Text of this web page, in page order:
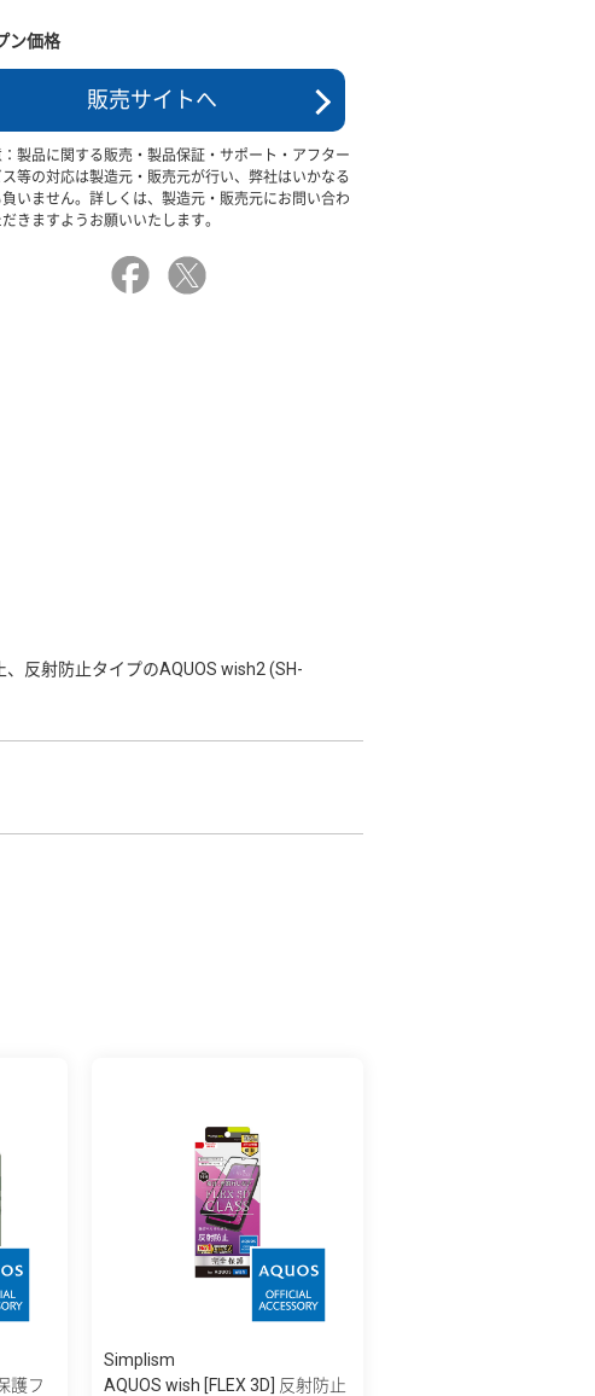
ン価格
販売サイトへ
：製品に関する販売・製品保証・サポート・アフター
ス等の対応は製造元・販売元が行い、弊社はいかなる
いません。詳しくは、製造元・販売元にお問い合わ
きますようお願いいたします。
反射防止タイプのAQUOS wish2 (SH-
護フ
Simplism
AQUOS wish [FLEX 3D] 反射防止